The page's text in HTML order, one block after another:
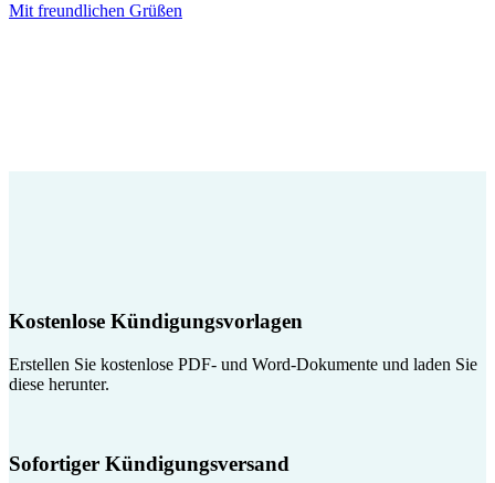
Mit freundlichen Grüßen
Kostenlose Kündigungsvorlagen
Erstellen Sie kostenlose PDF- und Word-Dokumente und laden Sie
diese herunter.
Sofortiger Kündigungsversand